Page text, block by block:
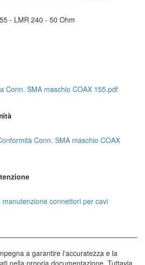
- LMR 240 - 50 Ohm
Conn. SMA maschio COAX 155.pdf
Conn. SMA maschio COAX
manutenzione connettori per cavi
a garantire l'accuratezza e la
nella propria documentazione. Tuttavia,